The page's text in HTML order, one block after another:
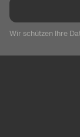
Wir schützen Ihre